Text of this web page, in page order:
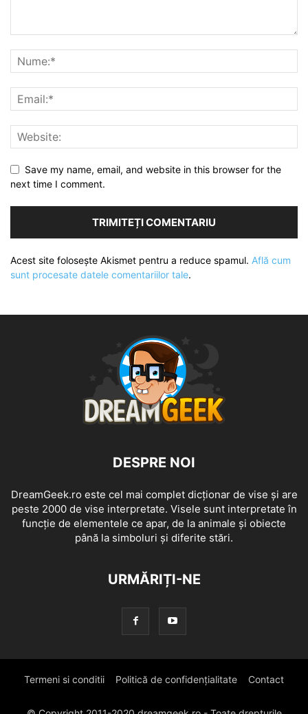
Save my name, email, and website in this browser for the
next time I comment.
Acest site folosește Akismet pentru a reduce spamul. Află cum
sunt procesate datele comentariilor tale.
DESPRE NOI
DreamGeek.ro este cel mai complet dicționar de vise și are
peste 2000 de vise interpretate. Visele sunt interpretate în
funcție de elementele ce apar, de la animale și obiecte
până la simboluri și diferite stări.
URMĂRIȚI-NE
Termeni si conditii Politică de confidențialitate Contact